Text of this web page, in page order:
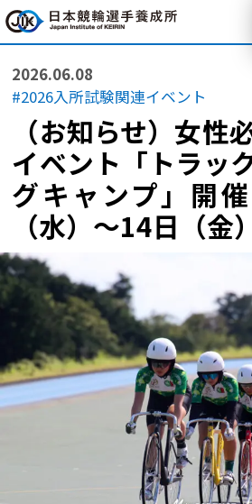
2026.06.08
#2026入所試験関連イベント
（お知らせ）女
イベント「トラッ
グキャンプ」開
（水）〜14日（金）